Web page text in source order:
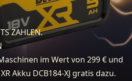
ZAHLEN.
im Wert von 299 € und
Akku DCB184-XJ gratis dazu.